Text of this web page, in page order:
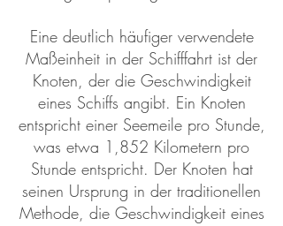
Eine deutlich häufiger verwendete
Maßeinheit in der Schifffahrt ist der
Knoten, der die Geschwindigkeit
eines Schiffs angibt. Ein Knoten
entspricht einer Seemeile pro Stunde,
was etwa 1,852 Kilometern pro
Stunde entspricht. Der Knoten hat
seinen Ursprung in der traditionellen
Methode, die Geschwindigkeit eines